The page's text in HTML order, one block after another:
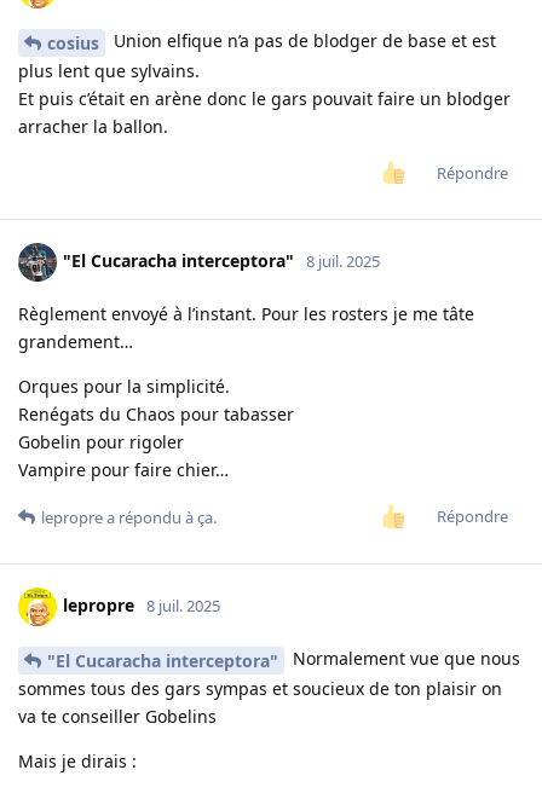
cosius
Union elfique n’a pas de blodger de base et est
plus lent que sylvains.
Et puis c’était en arène donc le gars pouvait faire un blodger
arracher la ballon.
Répondre
"El Cucaracha interceptora" 8 juil. 2025
Règlement envoyé à l’instant. Pour les rosters je me tâte
grandement…
Orques pour la simplicité.
Renégats du Chaos pour tabasser
Gobelin pour rigoler
Vampire pour faire chier…
Répondre
leproprea répondu à ça.
lepropre 8 juil. 2025
"El Cucaracha interceptora"
Normalement vue que nous
sommes tous des gars sympas et soucieux de ton plaisir on
va te conseiller Gobelins
Mais je dirais :